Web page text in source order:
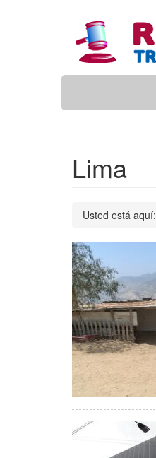
Main
Lima
Usted está aquí: